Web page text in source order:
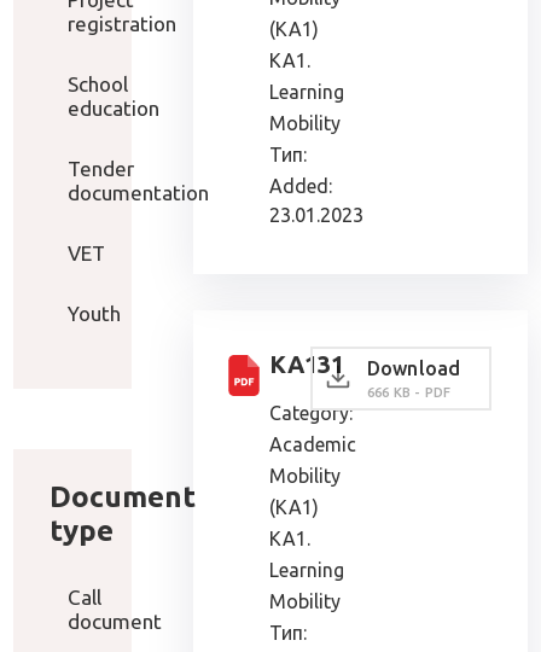
registration
School
education
Tender
documentation
VET
Youth
Document
type
Call
document
(KA1)
KA1.
Learning
Mobility
Тип:
Added:
23.01.2023
КА131
Category:
Academic
Mobility
(KA1)
KA1.
Learning
Mobility
Тип:
Download
666 KB - PDF